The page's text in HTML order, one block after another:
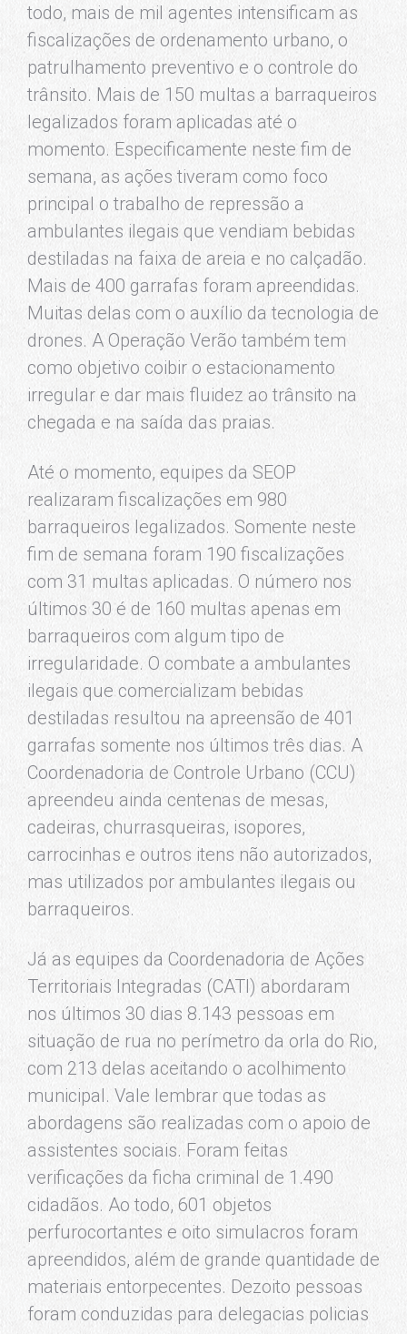
todo, mais de mil agentes intensificam as
fiscalizações de ordenamento urbano, o
patrulhamento preventivo e o controle do
trânsito. Mais de 150 multas a barraqueiros
legalizados foram aplicadas até o
momento. Especificamente neste fim de
semana, as ações tiveram como foco
principal o trabalho de repressão a
ambulantes ilegais que vendiam bebidas
destiladas na faixa de areia e no calçadão.
Mais de 400 garrafas foram apreendidas.
Muitas delas com o auxílio da tecnologia de
drones. A Operação Verão também tem
como objetivo coibir o estacionamento
irregular e dar mais fluidez ao trânsito na
chegada e na saída das praias.
Até o momento, equipes da SEOP
realizaram fiscalizações em 980
barraqueiros legalizados. Somente neste
fim de semana foram 190 fiscalizações
com 31 multas aplicadas. O número nos
últimos 30 é de 160 multas apenas em
barraqueiros com algum tipo de
irregularidade. O combate a ambulantes
ilegais que comercializam bebidas
destiladas resultou na apreensão de 401
garrafas somente nos últimos três dias. A
Coordenadoria de Controle Urbano (CCU)
apreendeu ainda centenas de mesas,
cadeiras, churrasqueiras, isopores,
carrocinhas e outros itens não autorizados,
mas utilizados por ambulantes ilegais ou
barraqueiros.
Já as equipes da Coordenadoria de Ações
Territoriais Integradas (CATI) abordaram
nos últimos 30 dias 8.143 pessoas em
situação de rua no perímetro da orla do Rio,
com 213 delas aceitando o acolhimento
municipal. Vale lembrar que todas as
abordagens são realizadas com o apoio de
assistentes sociais. Foram feitas
verificações da ficha criminal de 1.490
cidadãos. Ao todo, 601 objetos
perfurocortantes e oito simulacros foram
apreendidos, além de grande quantidade de
materiais entorpecentes. Dezoito pessoas
foram conduzidas para delegacias policias